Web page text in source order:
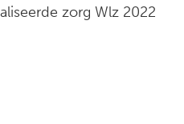
zorg Wlz 2022